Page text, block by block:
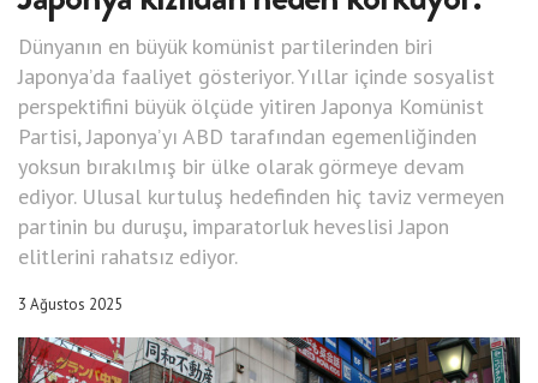
Dünyanın en büyük komünist partilerinden biri
Japonya’da faaliyet gösteriyor. Yıllar içinde sosyalist
perspektifini büyük ölçüde yitiren Japonya Komünist
Partisi, Japonya’yı ABD tarafından egemenliğinden
yoksun bırakılmış bir ülke olarak görmeye devam
ediyor. Ulusal kurtuluş hedefinden hiç taviz vermeyen
partinin bu duruşu, imparatorluk heveslisi Japon
elitlerini rahatsız ediyor.
3 Ağustos 2025